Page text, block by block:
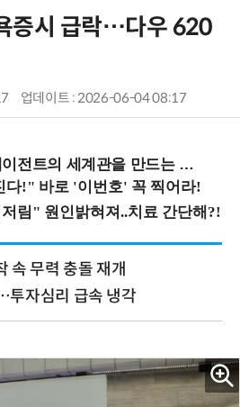
증시 급락…다우 620
업데이트 : 2026-06-04 08:17
을 만드는 지식 설계자로.. (8/20 강남역)
속 무력 충돌 재개
투자심리 급속 냉각